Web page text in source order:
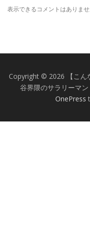
表示できるコメントはありませ
Copyright © 2026 【こん
谷界隈のサラリーマ
OnePress